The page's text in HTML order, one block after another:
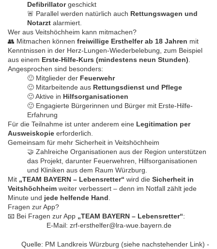
Defibrillatorgeschickt
🚨 Parallel werden natürlich auch Rettungswagen und
Notarzt alarmiert.
Wer aus Veitshöchheim kann mitmachen?
👥 Mitmachen können freiwillige Ersthelfer ab 18 Jahren mit
Kenntnissen in der Herz-Lungen-Wiederbelebung, zum Beispiel
aus einem Erste-Hilfe-Kurs (mindestens neun Stunden)
Angesprochen sind besonders:
🙂 Mitglieder der Feuerwehr
🙂 Mitarbeitende aus Rettungsdienst und Pflege
🙂 Aktive in Hilfsorganisationen
🙂 Engagierte Bürgerinnen und Bürger mit Erste-Hilfe-
Erfahrung
Für die Teilnahme ist unter anderem eine Legitimation per
Ausweiskopie erforderlich.
Gemeinsam für mehr Sicherheit in Veitshöchheim
🤝 Zahlreiche Organisationen aus der Region unterstützen
das Projekt, darunter Feuerwehren, Hilfsorganisationen
und Kliniken aus dem Raum Würzburg.
Mit „TEAM BAYERN – Lebensretter“ wird die Sicherheit in
Veitshöchheim weiter verbessert – denn im Notfall zählt jede
Minute und jede helfende Hand
Fragen zur App?
📧 Bei Fragen zur App „TEAM BAYERN – Lebensretter“:
E-Mail: zrf-ersthelfer@lra-wue.bayern.de
Quelle: PM Landkreis Würzburg (siehe nachstehender Link) -